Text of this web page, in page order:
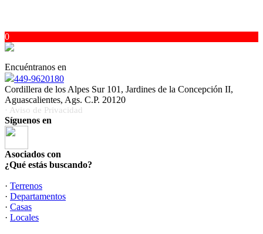
0
Encuéntranos en
449-9620180
Cordillera de los Alpes Sur 101, Jardines de la Concepción II,
Aguascalientes, Ags. C.P. 20120
· Aviso de Privacidad
Síguenos en
Asociados con
¿Qué estás buscando?
· Terrenos
· Departamentos
· Casas
· Locales